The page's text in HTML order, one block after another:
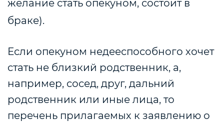
желание стать опекуном, состоит в
браке).
Если опекуном недееспособного хочет
стать не близкий родственник, а,
например, сосед, друг, дальний
родственник или иные лица, то
перечень прилагаемых к заявлению о